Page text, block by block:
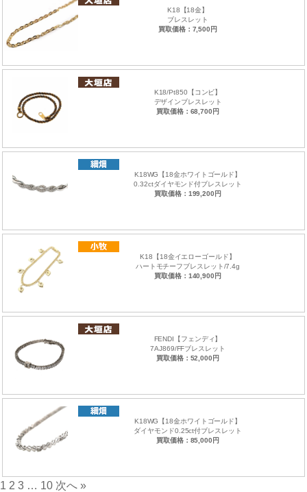
K18【18金】
ブレスレット
買取価格：7,500円
K18/Pt850【コンビ】
デザインブレスレット
買取価格：68,700円
K18WG【18金ホワイトゴールド】
0.32ctダイヤモンド付ブレスレット
買取価格：199,200円
K18【18金イエローゴールド】
ハートモチーフブレスレット/7.4g
買取価格：140,900円
FENDI【フェンディ】
7AJ869/FFブレスレット
買取価格：52,000円
K18WG【18金ホワイトゴールド】
ダイヤモンド0.25ct付ブレスレット
買取価格：85,000円
1 2 3 … 10 次へ »